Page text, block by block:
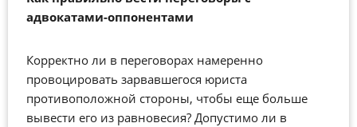
адвокатами-оппонентами
Корректно ли в переговорах намеренно
провоцировать зарвавшегося юриста
противоположной стороны, чтобы еще больше
вывести его из равновесия? Допустимо ли в